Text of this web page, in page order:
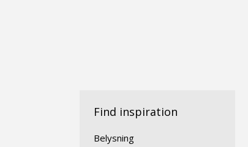
​Find inspiration
Belysning